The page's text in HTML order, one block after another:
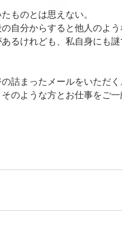
ものとは思えない。
自分からすると他人のよう
るけれども、私自身にも
詰まったメールをいただく
のような方とお仕事をご一